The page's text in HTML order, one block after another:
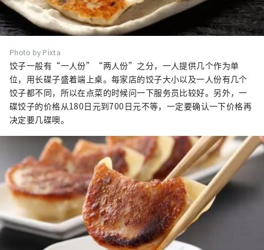
Photo by Pixta
饺子一般有“一人份”“两人份”之分，一人提供几个作为单
位，用长碟子盛着端上桌。每家店的饺子大小以及一人份有几个
饺子都不同，所以在点菜的时候问一下服务员比较好。另外，一
碟饺子的价格从180日元到700日元不等，一定要确认一下价格再
决定要几碟噢。